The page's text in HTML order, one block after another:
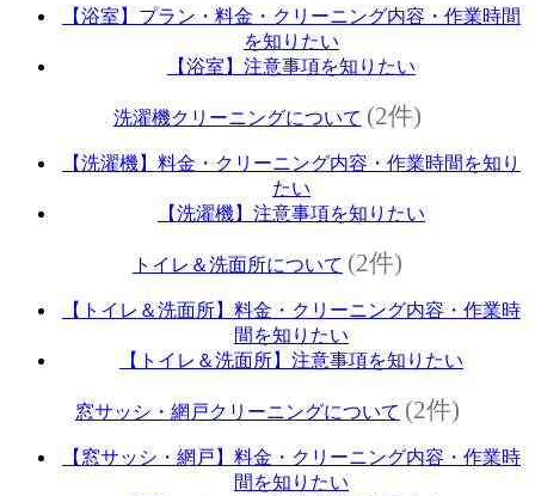
【浴室】プラン・料金・クリーニング内容・作業時間
を知りたい
【浴室】注意事項を知りたい
洗濯機クリーニングについて (2件)
【洗濯機】料金・クリーニング内容・作業時間を知り
たい
【洗濯機】注意事項を知りたい
トイレ＆洗面所について (2件)
【トイレ＆洗面所】料金・クリーニング内容・作業時
間を知りたい
【トイレ＆洗面所】注意事項を知りたい
窓サッシ・網戸クリーニングについて (2件)
【窓サッシ・網戸】料金・クリーニング内容・作業時
間を知りたい